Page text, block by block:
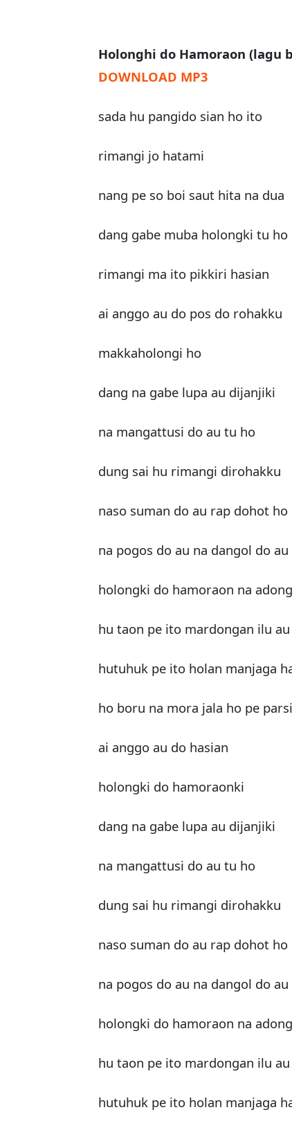
Holonghi do Hamoraon (lagu
DOWNLOAD MP3
sada hu pangido sian ho ito
rimangi jo hatami
nang pe so boi saut hita na dua
dang gabe muba holongki tu ho
rimangi ma ito pikkiri hasian
ai anggo au do pos do rohakku
makkaholongi ho
dang na gabe lupa au dijanjiki
na mangattusi do au tu ho
dung sai hu rimangi dirohakku
naso suman do au rap dohot ho
na pogos do au na dangol do au
holongki do hamoraon na
hu taon pe ito mardongan ilu
hutuhuk pe ito holan manjaga
ho boru na mora jala ho pe
ai anggo au do hasian
holongki do hamoraonki
dang na gabe lupa au dijanjiki
na mangattusi do au tu ho
dung sai hu rimangi dirohakku
naso suman do au rap dohot ho
na pogos do au na dangol do au
holongki do hamoraon na
hu taon pe ito mardongan ilu
hutuhuk pe ito holan manjaga